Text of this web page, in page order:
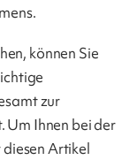
können Sie
zur
Um Ihnen bei der
Artikel